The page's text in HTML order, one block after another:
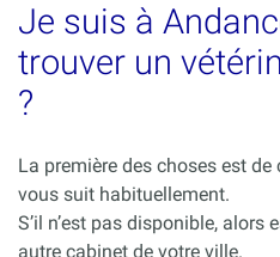
Je suis à
trouver un
?
La première des choses est
vous suit habituellement.
S’il n’est pas disponible, alors
autre cabinet de votre ville.